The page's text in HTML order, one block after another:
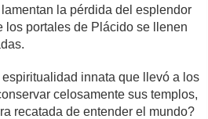
la pérdida del esplendor
los portales de Plácido se llenen
innata que llevó a los
celosamente sus templos,
recatada de entender el mundo?